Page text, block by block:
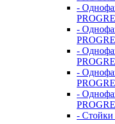
-
-
-
-
-
- Стойки